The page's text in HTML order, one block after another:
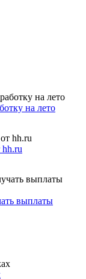
на лето
hh.ru
выплаты